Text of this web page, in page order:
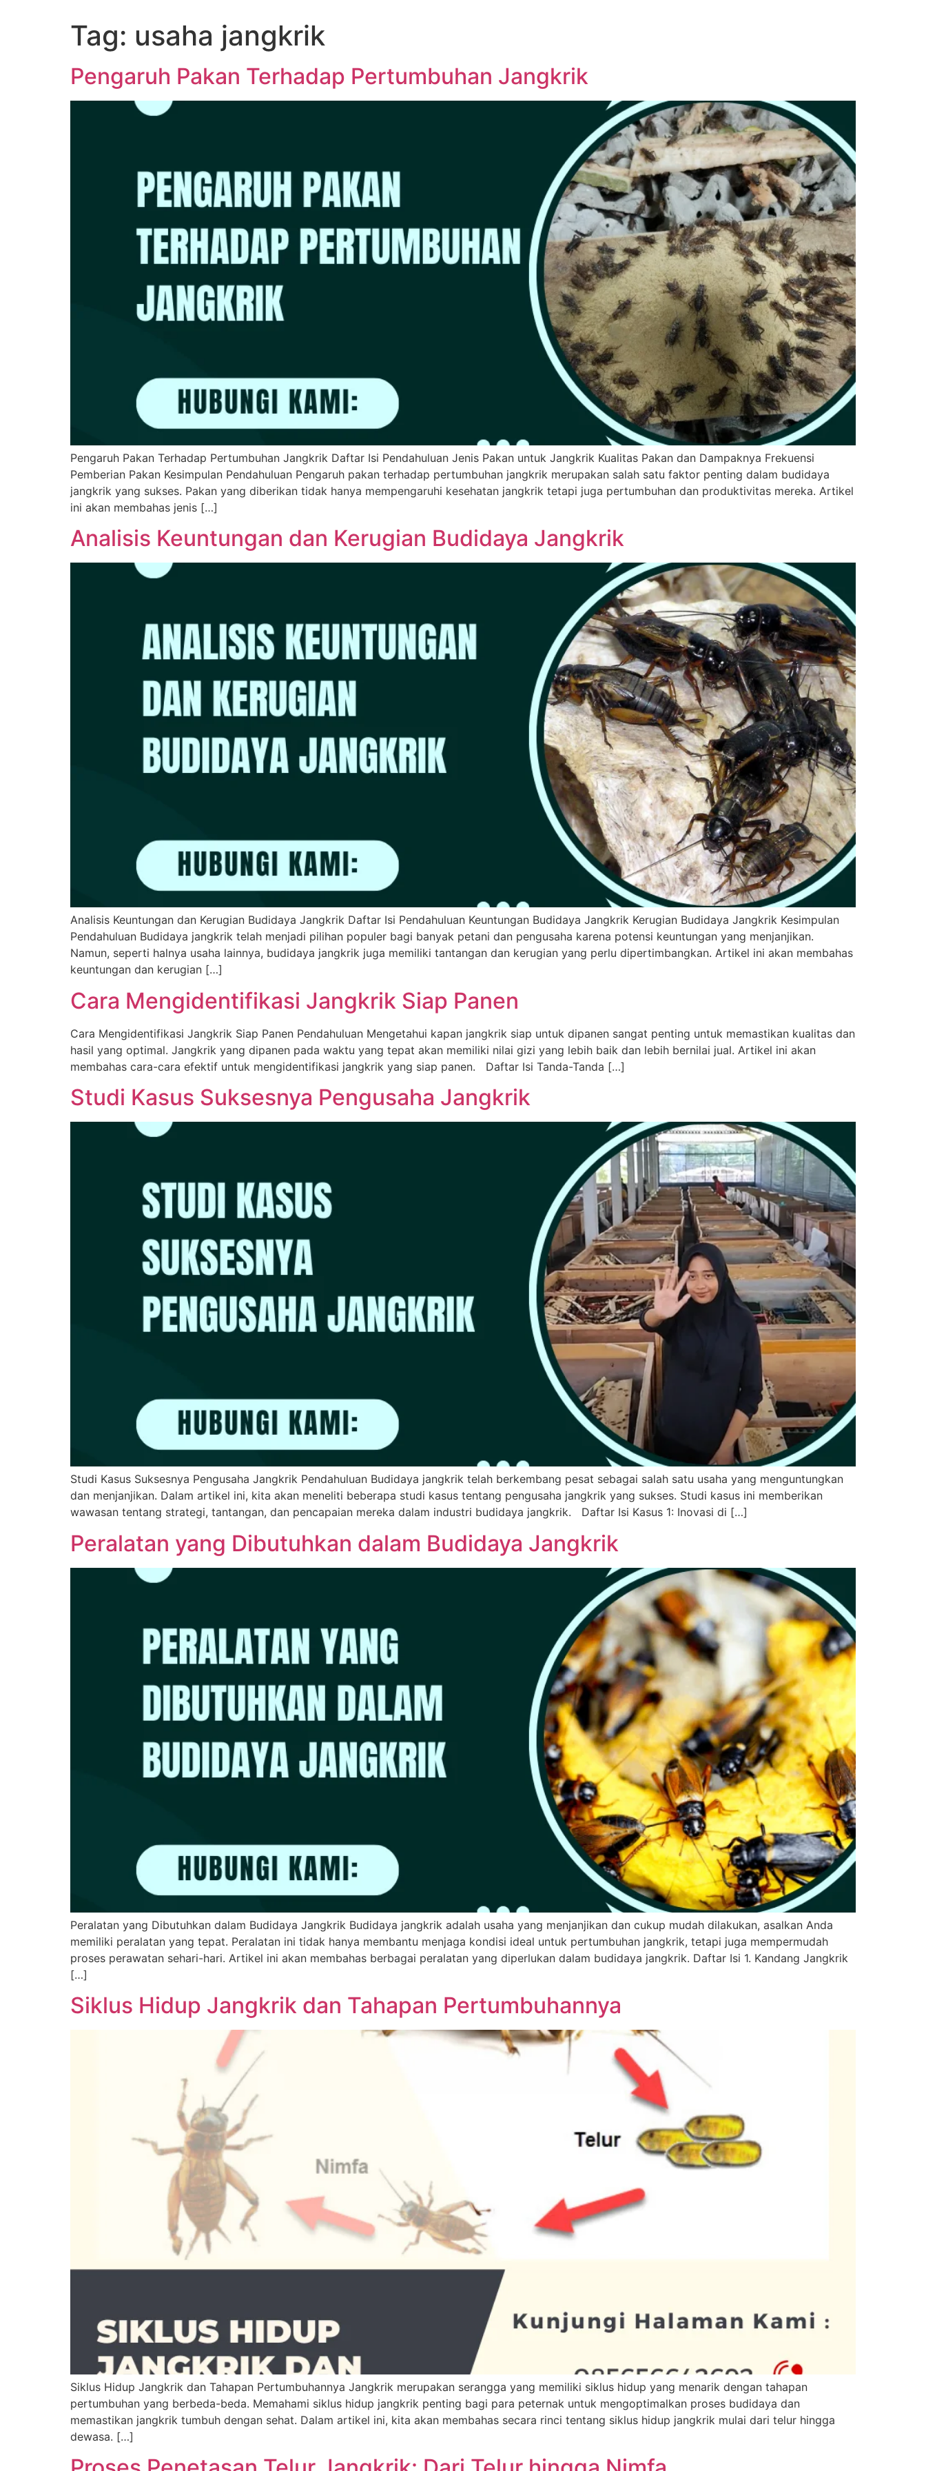
Tag: usaha jangkrik
Pengaruh Pakan Terhadap Pertumbuhan Jangkrik
Pengaruh Pakan Terhadap Pertumbuhan Jangkrik Daftar Isi Pendahuluan Jenis Pakan untuk Jangkrik Kualitas Pakan dan Dampaknya Frekuensi
Pemberian Pakan Kesimpulan Pendahuluan Pengaruh pakan terhadap pertumbuhan jangkrik merupakan salah satu faktor penting dalam budidaya
jangkrik yang sukses. Pakan yang diberikan tidak hanya mempengaruhi kesehatan jangkrik tetapi juga pertumbuhan dan produktivitas mereka. Artikel
ini akan membahas jenis […]
Analisis Keuntungan dan Kerugian Budidaya Jangkrik
Analisis Keuntungan dan Kerugian Budidaya Jangkrik Daftar Isi Pendahuluan Keuntungan Budidaya Jangkrik Kerugian Budidaya Jangkrik Kesimpulan
Pendahuluan Budidaya jangkrik telah menjadi pilihan populer bagi banyak petani dan pengusaha karena potensi keuntungan yang menjanjikan.
Namun, seperti halnya usaha lainnya, budidaya jangkrik juga memiliki tantangan dan kerugian yang perlu dipertimbangkan. Artikel ini akan membahas
keuntungan dan kerugian […]
Cara Mengidentifikasi Jangkrik Siap Panen
Cara Mengidentifikasi Jangkrik Siap Panen Pendahuluan Mengetahui kapan jangkrik siap untuk dipanen sangat penting untuk memastikan kualitas dan
hasil yang optimal. Jangkrik yang dipanen pada waktu yang tepat akan memiliki nilai gizi yang lebih baik dan lebih bernilai jual. Artikel ini akan
membahas cara-cara efektif untuk mengidentifikasi jangkrik yang siap panen. Daftar Isi Tanda-Tanda […]
Studi Kasus Suksesnya Pengusaha Jangkrik
Studi Kasus Suksesnya Pengusaha Jangkrik Pendahuluan Budidaya jangkrik telah berkembang pesat sebagai salah satu usaha yang menguntungkan
dan menjanjikan. Dalam artikel ini, kita akan meneliti beberapa studi kasus tentang pengusaha jangkrik yang sukses. Studi kasus ini memberikan
wawasan tentang strategi, tantangan, dan pencapaian mereka dalam industri budidaya jangkrik. Daftar Isi Kasus 1: Inovasi di […]
Peralatan yang Dibutuhkan dalam Budidaya Jangkrik
Peralatan yang Dibutuhkan dalam Budidaya Jangkrik Budidaya jangkrik adalah usaha yang menjanjikan dan cukup mudah dilakukan, asalkan Anda
memiliki peralatan yang tepat. Peralatan ini tidak hanya membantu menjaga kondisi ideal untuk pertumbuhan jangkrik, tetapi juga mempermudah
proses perawatan sehari-hari. Artikel ini akan membahas berbagai peralatan yang diperlukan dalam budidaya jangkrik. Daftar Isi 1. Kandang Jangkrik
[…]
Siklus Hidup Jangkrik dan Tahapan Pertumbuhannya
Siklus Hidup Jangkrik dan Tahapan Pertumbuhannya Jangkrik merupakan serangga yang memiliki siklus hidup yang menarik dengan tahapan
pertumbuhan yang berbeda-beda. Memahami siklus hidup jangkrik penting bagi para peternak untuk mengoptimalkan proses budidaya dan
memastikan jangkrik tumbuh dengan sehat. Dalam artikel ini, kita akan membahas secara rinci tentang siklus hidup jangkrik mulai dari telur hingga
dewasa. […]